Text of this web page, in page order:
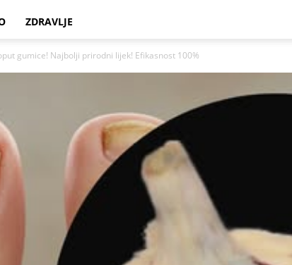
ZDRAVLJE
gumice! Najbolji prirodni lijek! Efikasnost 100%